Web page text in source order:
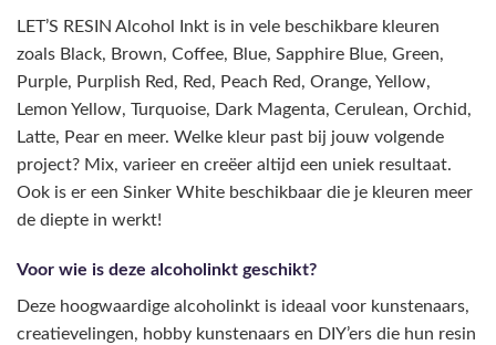
LET’S RESIN Alcohol Inkt is in vele beschikbare kleuren
zoals Black, Brown, Coffee, Blue, Sapphire Blue, Green,
Purple, Purplish Red, Red, Peach Red, Orange, Yellow,
Lemon Yellow, Turquoise, Dark Magenta, Cerulean, Orchid,
Latte, Pear en meer. Welke kleur past bij jouw volgende
project? Mix, varieer en creëer altijd een uniek resultaat.
Ook is er een Sinker White beschikbaar die je kleuren meer
de diepte in werkt!
Voor wie is deze alcoholinkt geschikt?
Deze hoogwaardige alcoholinkt is ideaal voor kunstenaars,
creatievelingen, hobby kunstenaars en DIY’ers die hun resin